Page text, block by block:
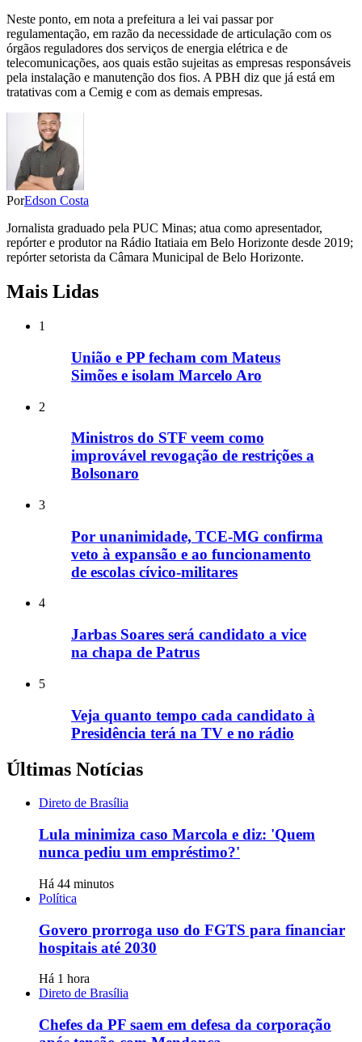
Neste ponto, em nota a prefeitura a lei vai passar por
regulamentação, em razão da necessidade de articulação com os
órgãos reguladores dos serviços de energia elétrica e de
telecomunicações, aos quais estão sujeitas as empresas responsáveis
pela instalação e manutenção dos fios. A PBH diz que já está em
tratativas com a Cemig e com as demais empresas.
PorEdson Costa
Jornalista graduado pela PUC Minas; atua como apresentador,
repórter e produtor na Rádio Itatiaia em Belo Horizonte desde 2019;
repórter setorista da Câmara Municipal de Belo Horizonte.
Mais Lidas
1
União e PP fecham com Mateus
Simões e isolam Marcelo Aro
2
Ministros do STF veem como
improvável revogação de restrições a
Bolsonaro
3
Por unanimidade, TCE-MG confirma
veto à expansão e ao funcionamento
de escolas cívico-militares
4
Jarbas Soares será candidato a vice
na chapa de Patrus
5
Veja quanto tempo cada candidato à
Presidência terá na TV e no rádio
Últimas Notícias
Direto de Brasília
Lula minimiza caso Marcola e diz: 'Quem
nunca pediu um empréstimo?'
Há 44 minutos
Política
Govero prorroga uso do FGTS para financiar
hospitais até 2030
Há 1 hora
Direto de Brasília
Chefes da PF saem em defesa da corporação